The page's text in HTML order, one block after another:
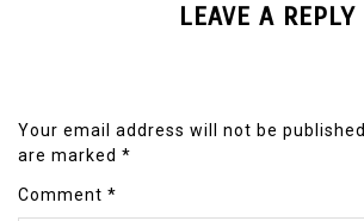
LEAVE A REPLY
Your email address will not be published.
are marked *
Comment *